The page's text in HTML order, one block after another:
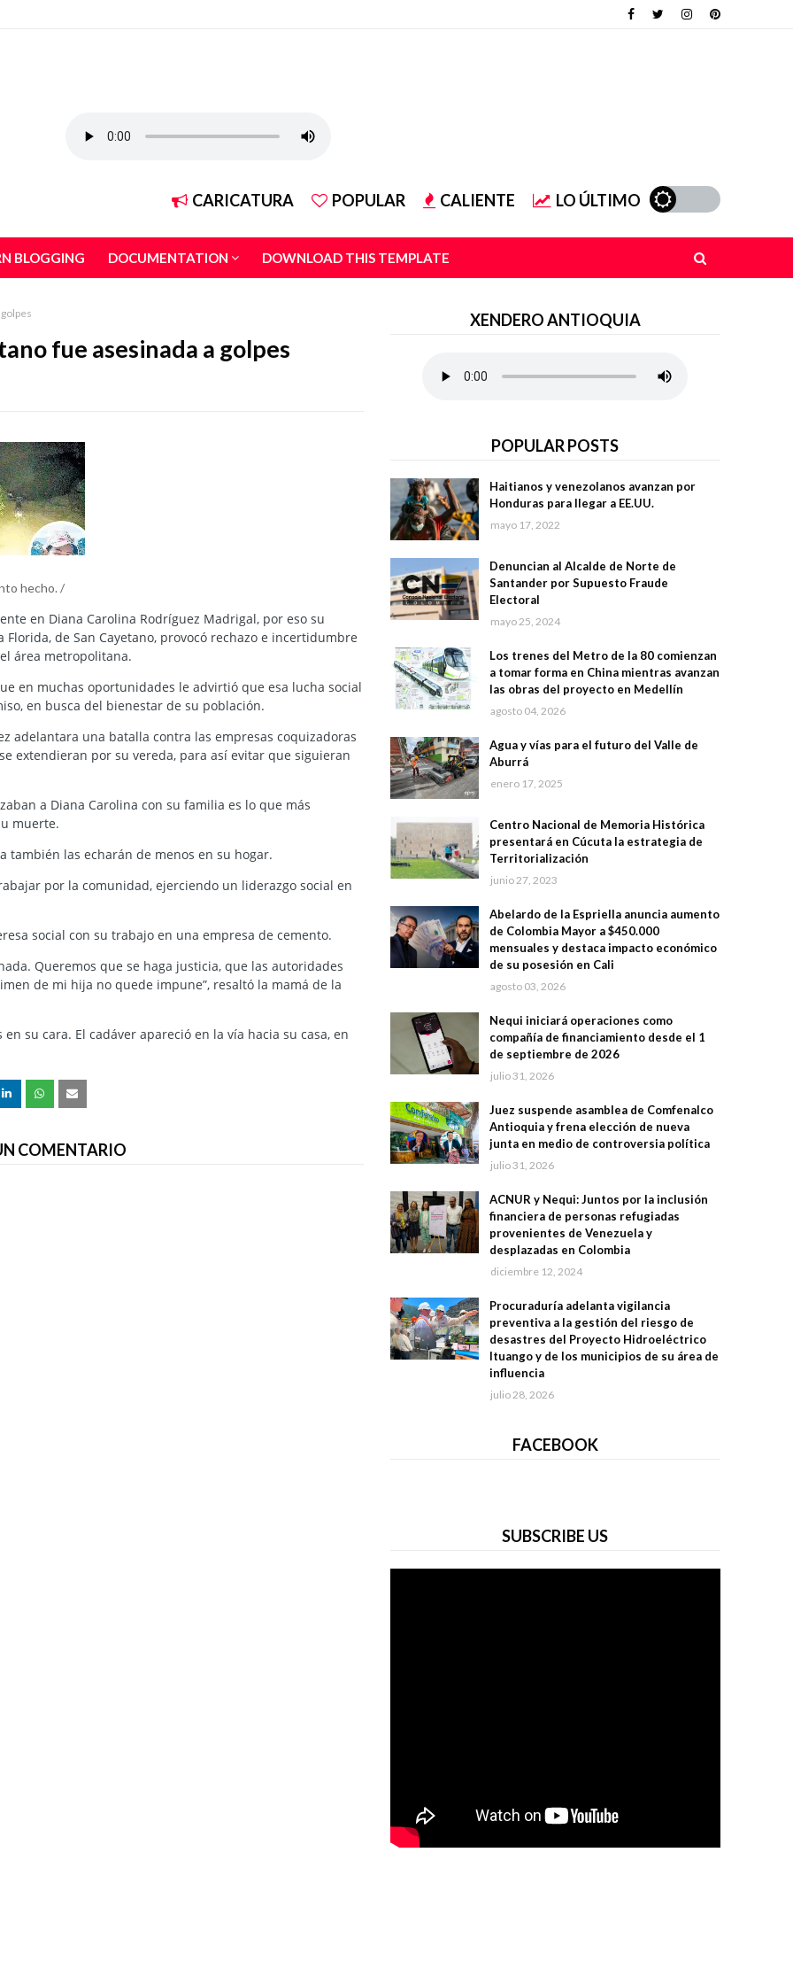
CARICATURA POPULAR CALIENTE LO ÚLTIMO
BLOGGING DOCUMENTATION DOWNLOAD THIS TEMPLATE
fue asesinada a golpes
hecho. /
en Diana Carolina Rodríguez Madrigal, por eso su
de San Cayetano, provocó rechazo e incertidumbre
área metropolitana.
en muchas oportunidades le advirtió que esa lucha social
en busca del bienestar de su población.
adelantara una batalla contra las empresas coquizadoras
extendieran por su vereda, para así evitar que siguieran
a Diana Carolina con su familia es lo que más
muerte.
también las echarán de menos en su hogar.
por la comunidad, ejerciendo un liderazgo social en
social con su trabajo en una empresa de cemento.
Queremos que se haga justicia, que las autoridades
de mi hija no quede impune”, resaltó la mamá de la
su cara. El cadáver apareció en la vía hacia su casa, en
COMENTARIO
XENDERO ANTIOQUIA
POPULAR POSTS
Haitianos y venezolanos avanzan por
Honduras para llegar a EE.UU.
mayo 17, 2022
Denuncian al Alcalde de Norte de
Santander por Supuesto Fraude
Electoral
mayo 25, 2024
Los trenes del Metro de la 80 comienzan
a tomar forma en China mientras avanzan
las obras del proyecto en Medellín
agosto 04, 2026
Agua y vías para el futuro del Valle de
Aburrá
enero 17, 2025
Centro Nacional de Memoria Histórica
presentará en Cúcuta la estrategia de
Territorialización
junio 27, 2023
Abelardo de la Espriella anuncia aumento
de Colombia Mayor a $450.000
mensuales y destaca impacto económico
de su posesión en Cali
agosto 03, 2026
Nequi iniciará operaciones como
compañía de financiamiento desde el 1
de septiembre de 2026
julio 31, 2026
Juez suspende asamblea de Comfenalco
Antioquia y frena elección de nueva
junta en medio de controversia política
julio 31, 2026
ACNUR y Nequi: Juntos por la inclusión
financiera de personas refugiadas
provenientes de Venezuela y
desplazadas en Colombia
diciembre 12, 2024
Procuraduría adelanta vigilancia
preventiva a la gestión del riesgo de
desastres del Proyecto Hidroeléctrico
Ituango y de los municipios de su área de
influencia
julio 28, 2026
FACEBOOK
SUBSCRIBE US